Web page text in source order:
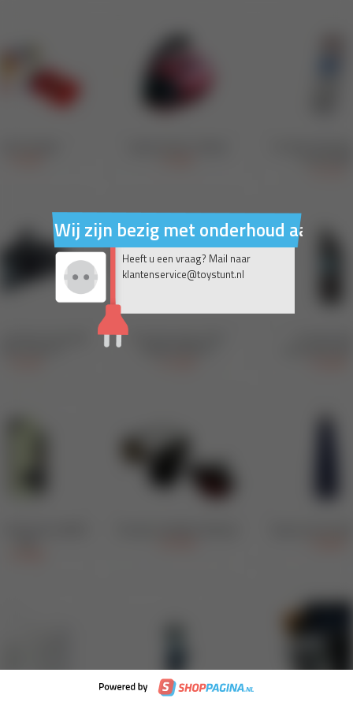
Wij zijn bezig met onderhoud aan
Heeft u een vraag? Mail naar
klantenservice@toystunt.nl